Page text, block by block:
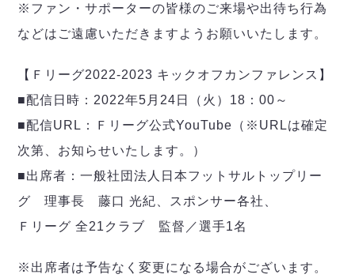
ヴォスクオーレ仙台
マルバ水戸FC
Y．S．C．C．横浜
ヴィンセドール白山
アグレミーナ浜松
デウソン神戸
ポルセイド浜田
ミラクルスマイル新居浜
※ファン・サポーターの皆様のご来場や出待ち行為
などはご遠慮いただきますようお願いいたします。
【Ｆリーグ2022-2023 キックオフカンファレンス】
■配信日時：2022年5月24日（火）18：00～
■配信URL：Ｆリーグ公式YouTube（※URLは確定
次第、お知らせいたします。）
■出席者：一般社団法人日本フットサルトップリー
グ 理事長 藤口 光紀、スポンサー各社、
Ｆリーグ 全21クラブ 監督／選手1名
※出席者は予告なく変更になる場合がございます。